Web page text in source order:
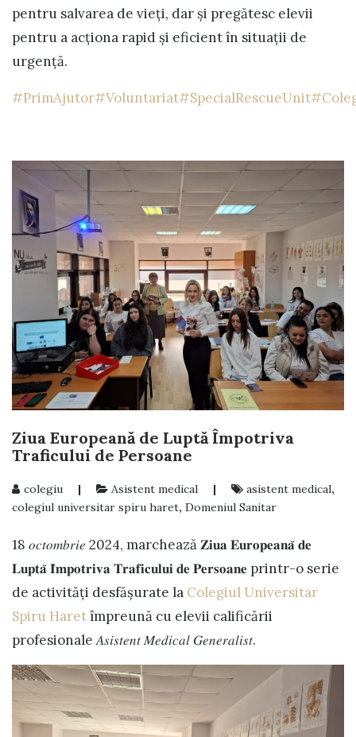
pentru salvarea de vieți, dar și pregătesc elevii
pentru a acționa rapid și eficient în situații de
urgență.
#PrimAjutor#Voluntariat#SpecialRescueUnit
Ziua Europeană de Luptă Împotriva
Traficului de Persoane
colegiu | Asistent medical | asistent medical,
colegiul universitar spiru haret, Domeniul Sanitar
18 𝑜𝑐𝑡𝑜𝑚𝑏𝑟𝑖𝑒 2024, marchează 𝐙𝐢𝐮𝐚 𝐄𝐮𝐫𝐨𝐩𝐞𝐚𝐧𝐚̆ 𝐝𝐞
𝐋𝐮𝐩𝐭𝐚̆ 𝐈̂𝐦𝐩𝐨𝐭𝐫𝐢𝐯𝐚 𝐓𝐫𝐚𝐟𝐢𝐜𝐮𝐥𝐮𝐢 𝐝𝐞 𝐏𝐞𝐫𝐬𝐨𝐚𝐧𝐞 printr-o serie
de activități desfășurate la Colegiul Universitar
Spiru Haretîmpreună cu elevii calificării
profesionale 𝐴𝑠𝑖𝑠𝑡𝑒𝑛𝑡 𝑀𝑒𝑑𝑖𝑐𝑎𝑙 𝐺𝑒𝑛𝑒𝑟𝑎𝑙𝑖𝑠𝑡.